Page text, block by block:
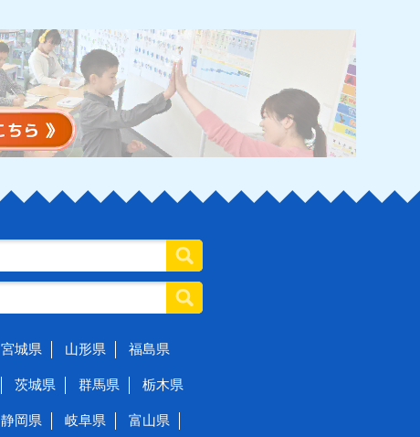
宮城県 山形県 福島県
茨城県 群馬県 栃木県
静岡県 岐阜県
富山県